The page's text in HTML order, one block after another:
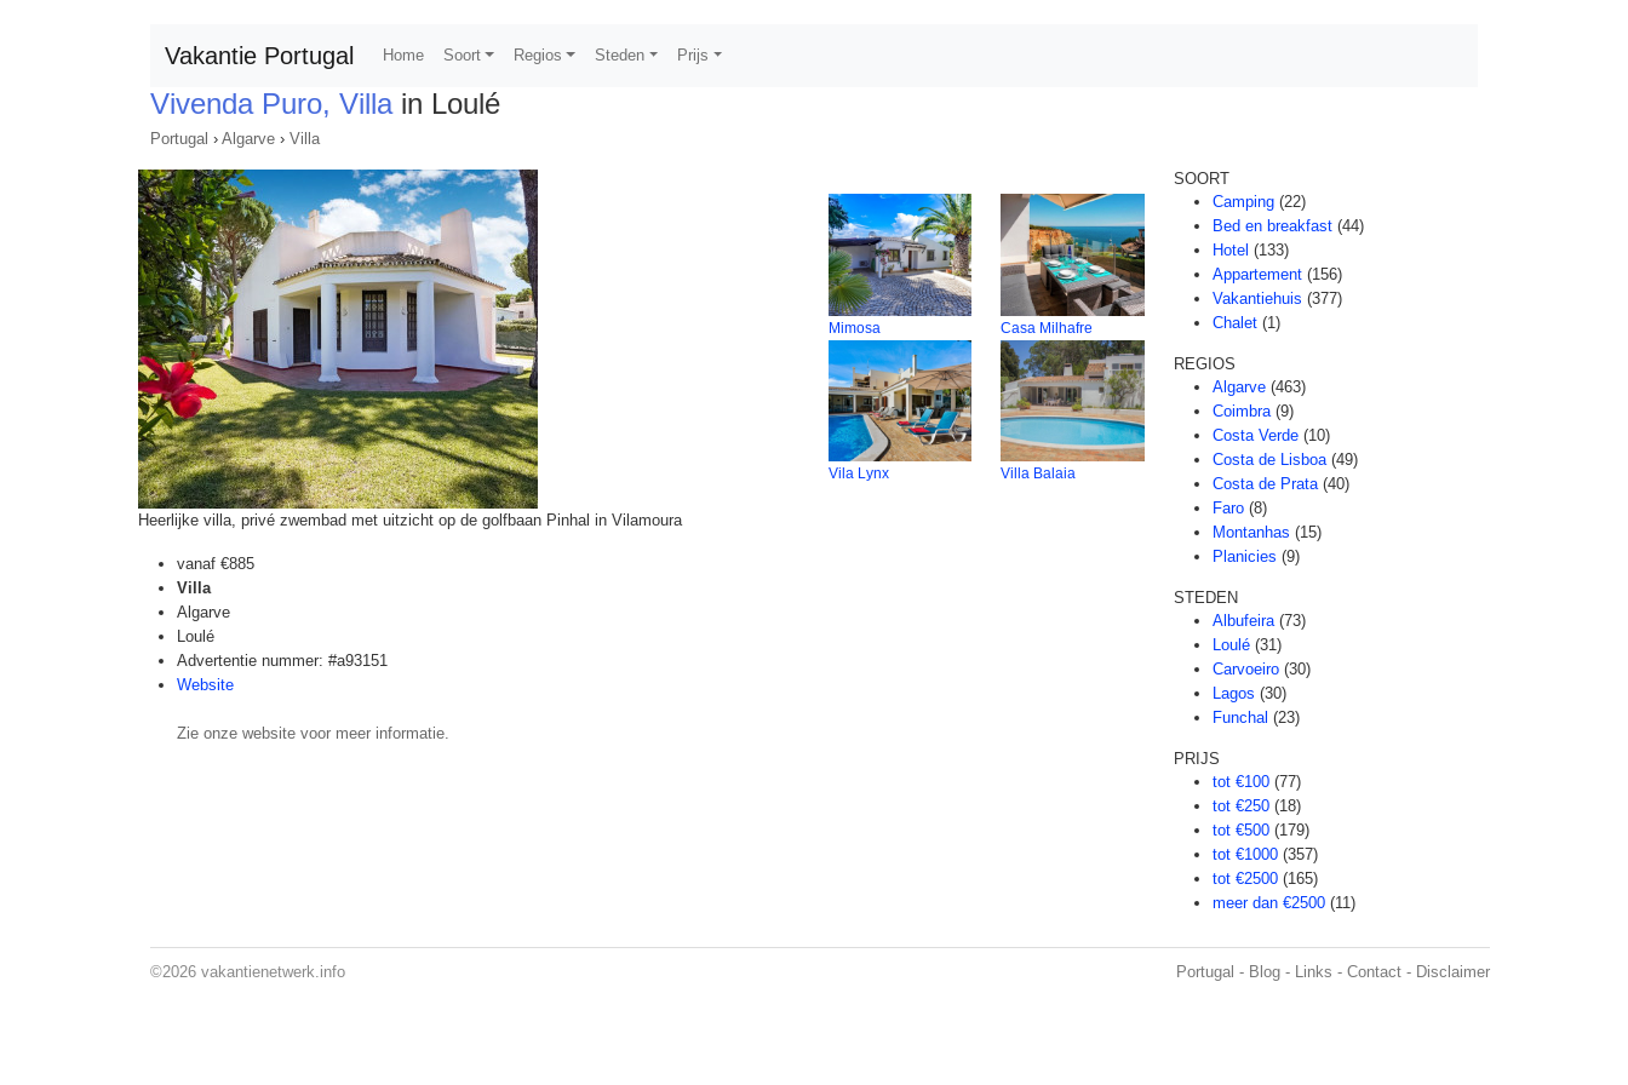
Vakantie Portugal Home Soort Regios Steden Prijs
Vivenda Puro, Villain Loulé
Portugal › Algarve › Villa
Heerlijke villa, privé zwembad met uitzicht op de golfbaan Pinhal in Vilamoura
vanaf €885
Villa
Algarve
Loulé
Advertentie nummer: #a93151
Website
Zie onze website voor meer informatie.
Mimosa Casa Milhafre
Vila Lynx Villa Balaia
SOORT
Camping (22)
Bed en breakfast (44)
Hotel (133)
Appartement (156)
Vakantiehuis (377)
Chalet (1)
REGIOS
Algarve (463)
Coimbra (9)
Costa Verde (10)
Costa de Lisboa (49)
Costa de Prata (40)
Faro (8)
Montanhas (15)
Planicies (9)
STEDEN
Albufeira (73)
Loulé (31)
Carvoeiro (30)
Lagos (30)
Funchal (23)
PRIJS
tot €100 (77)
tot €250 (18)
tot €500 (179)
tot €1000 (357)
tot €2500 (165)
meer dan €2500 (11)
©2026 vakantienetwerk.info Portugal - Blog - Links - Contact - Disclaimer